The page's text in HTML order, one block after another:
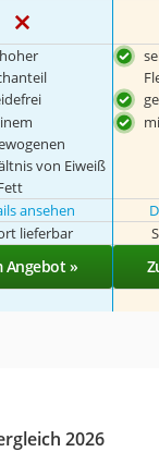
von Eiweiß
ansehen
lieferbar
Angebot »
2026